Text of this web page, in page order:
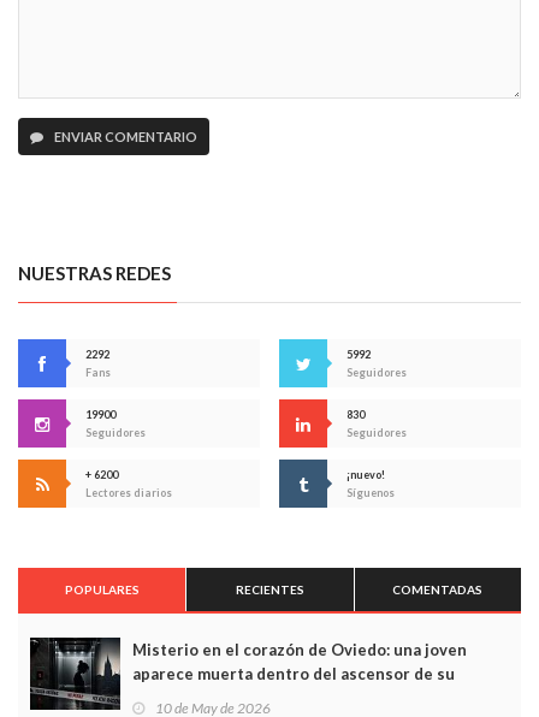
ENVIAR COMENTARIO
NUESTRAS REDES
2292
Fans
5992
Seguidores
19900
Seguidores
830
Seguidores
+ 6200
Lectores diarios
¡nuevo!
Síguenos
POPULARES RECIENTES COMENTADAS
Misterio en el corazón de Oviedo: una joven
aparece muerta dentro del ascensor de su
edificio y las cámaras captan sus últimos minutos
10 de May de 2026